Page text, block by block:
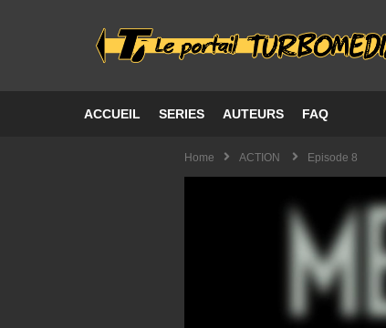
ACCUEIL SERIES AUTEURS FAQ
Home ACTION Episode 8